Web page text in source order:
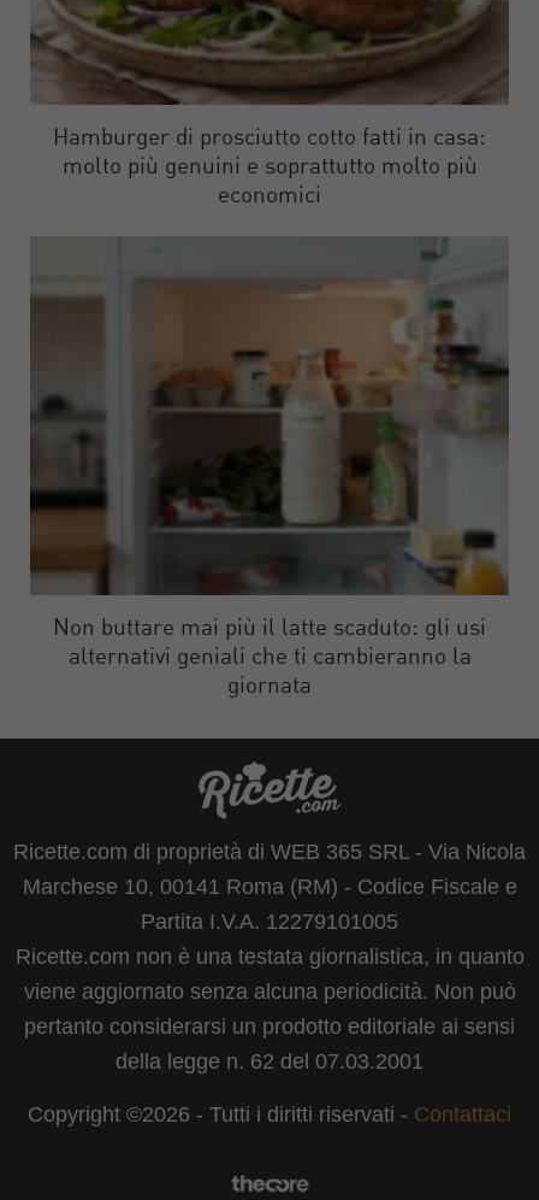
Hamburger di prosciutto cotto fatti in casa:
molto più genuini e soprattutto molto più
economici
Non buttare mai più il latte scaduto: gli usi
alternativi geniali che ti cambieranno la
giornata
Ricette.com di proprietà di WEB 365 SRL - Via Nicola
Marchese 10, 00141 Roma (RM) - Codice Fiscale e
Partita I.V.A. 12279101005
Ricette.com non è una testata giornalistica, in quanto
viene aggiornato senza alcuna periodicità. Non può
pertanto considerarsi un prodotto editoriale ai sensi
della legge n. 62 del 07.03.2001
Copyright ©2026 - Tutti i diritti riservati - Contattaci